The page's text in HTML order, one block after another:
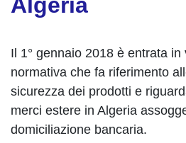
Il 1° gennaio 2018 è entrata
normativa che fa riferimento
sicurezza dei prodotti e
merci estere in Algeria
domiciliazione bancaria.